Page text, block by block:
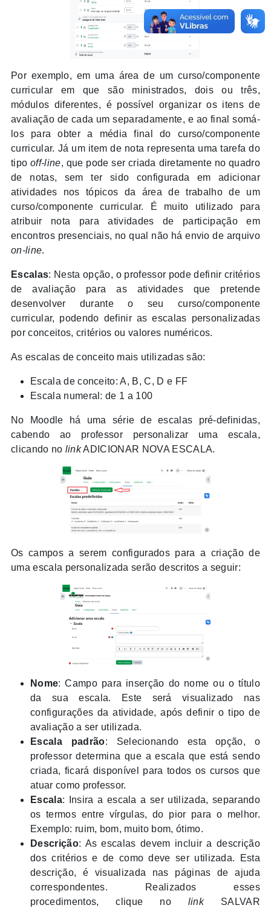
Por exemplo, em uma área de um curso/componente
curricular em que são ministrados, dois ou três,
módulos diferentes, é possível organizar os itens de
avaliação de cada um separadamente, e ao final somá-
los para obter a média final do curso/componente
curricular. Já um item de nota representa uma tarefa do
tipo off-line, que pode ser criada diretamente no quadro
de notas, sem ter sido configurada em adicionar
atividades nos tópicos da área de trabalho de um
curso/componente curricular. É muito utilizado para
atribuir nota para atividades de participação em
encontros presenciais, no qual não há envio de arquivo
on-line.
Escalas: Nesta opção, o professor pode definir critérios
de avaliação para as atividades que pretende
desenvolver durante o seu curso/componente
curricular, podendo definir as escalas personalizadas
por conceitos, critérios ou valores numéricos.
As escalas de conceito mais utilizadas são:
Escala de conceito: A, B, C, D e FF
Escala numeral: de 1 a 100
No Moodle há uma série de escalas pré-definidas,
cabendo ao professor personalizar uma escala,
clicando no linkADICIONAR NOVA ESCALA.
Os campos a serem configurados para a criação de
uma escala personalizada serão descritos a seguir:
Nome: Campo para inserção do nome ou o título
da sua escala. Este será visualizado nas
configurações da atividade, após definir o tipo de
avaliação a ser utilizada.
Escala padrão: Selecionando esta opção, o
professor determina que a escala que está sendo
criada, ficará disponível para todos os cursos que
atuar como professor.
Escala: Insira a escala a ser utilizada, separando
os termos entre vírgulas, do pior para o melhor.
Exemplo: ruim, bom, muito bom, ótimo.
Descrição: As escalas devem incluir a descrição
dos critérios e de como deve ser utilizada. Esta
descrição, é visualizada nas páginas de ajuda
correspondentes. Realizados esses
procedimentos, clique no linkSALVAR